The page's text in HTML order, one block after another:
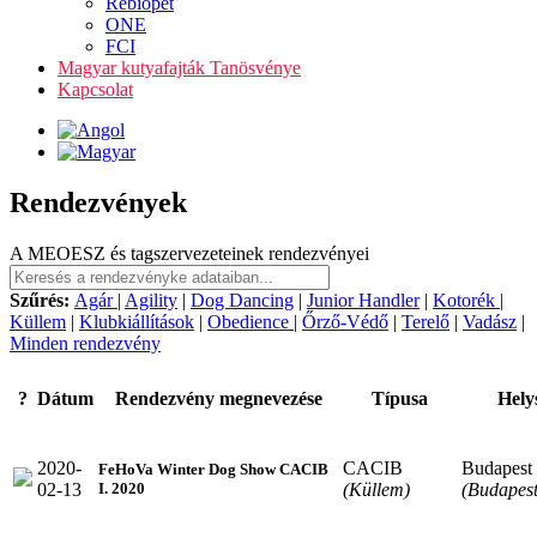
ONE
FCI
Magyar kutyafajták Tanösvénye
Kapcsolat
Rendezvények
A MEOESZ és tagszervezeteinek rendezvényei
Szűrés: Agár | Agility | Dog Dancing | Junior Handler| Kotorék |
Küllem | Klubkiállítások | Obedience | Őrző-Védő | Terelő | Vadász |
Minden rendezvény
? Dátum Rendezvény megnevezése Típusa
2020-
02-13
FeHoVa Winter Dog Show CACIB
I. 2020
CACIB
(Küllem)
Budapest